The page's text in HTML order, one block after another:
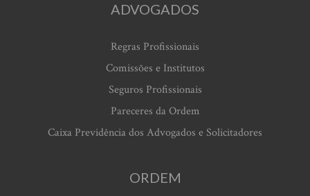
ADVOGADOS
Regras Profissionais
Comissões e Institutos
Seguros Profissionais
Pareceres da Ordem
Caixa Previdência dos Advogados e Solicitadores
ORDEM